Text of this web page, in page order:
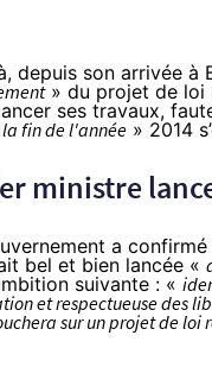
depuis son arrivée à
» du projet de loi
ses travaux,
la fin de l'année » 2014
ministre
a
bel et bien lancée «
suivante : «
et respectueuse des
sur un projet de loi